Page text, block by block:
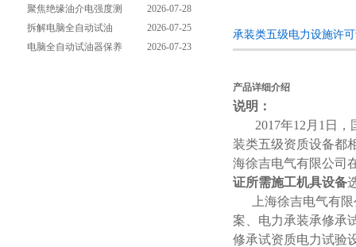
位，设备不闹脾气
试仪操作流程全解析，
一步到位不踩坑
聚焦绝缘油介电强度测
试仪：那些决定检测效
能的关键特点
2026-07-28
拆解电脑全自动试油
器：核心组成部件，藏
2026-07-25
电脑全自动试油器保养
2026-07-23
承装类五级电力设施许
产品详细介绍
说明：
2017年12月1日，
装类五级资质设备都
海徐吉电气有限公司
证所需施工机具设备
上海徐吉电气有限
案、电力承装承修承
修承试资质电力试验